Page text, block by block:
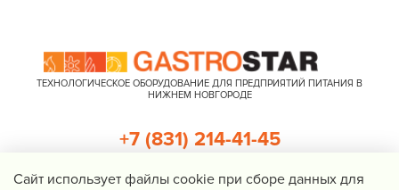
ТЕХНОЛОГИЧЕСКОЕ ОБОРУДОВАНИЕ ДЛЯ ПРЕДПРИЯТИЙ ПИТАНИЯ В
НИЖНЕМ НОВГОРОДЕ
+7 (831) 214-41-45
Cайт использует файлы cookie при сборе данных для